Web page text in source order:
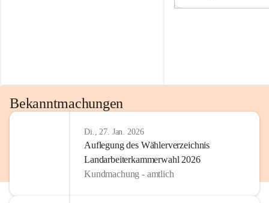
Bekanntmachungen
Di., 27. Jan. 2026
Auflegung des Wählerverzeichnis
Landarbeiterkammerwahl 2026
Kundmachung - amtlich